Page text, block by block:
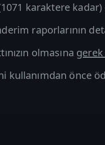
karaktere
raporlarının
olmasına
kullanımdan önce